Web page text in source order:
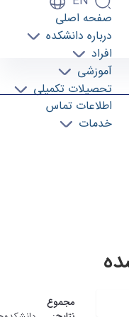
صفحه اصلی
درباره دانشکده
افراد
آموزشی
تحصیلات تکمیلی
اطلاعات تماس
خدمات
مجموع